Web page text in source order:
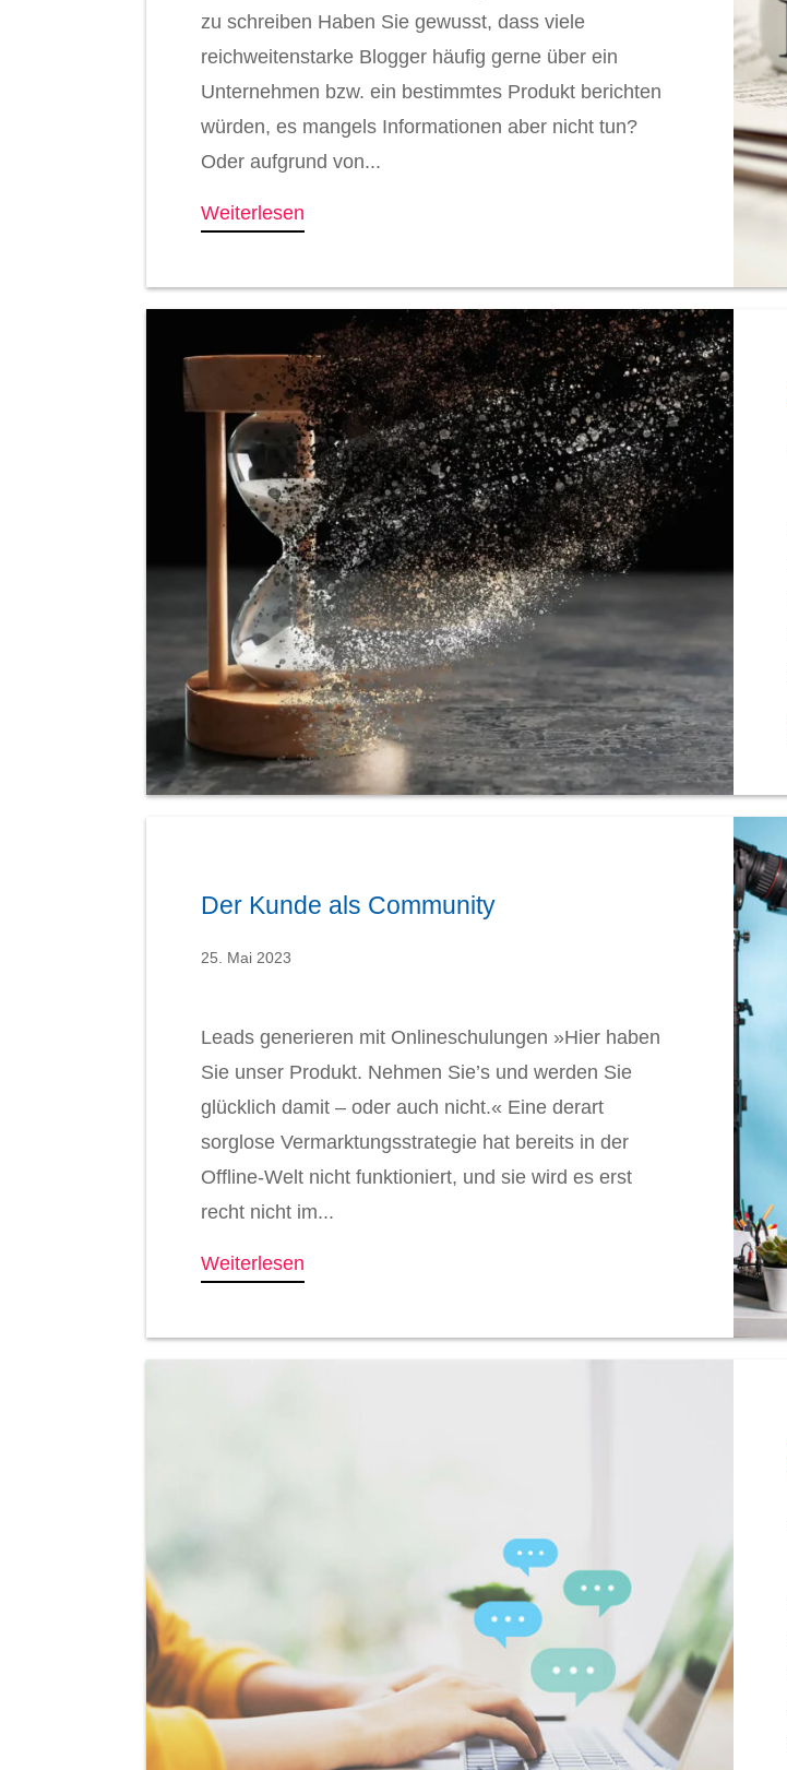
zu schreiben Haben Sie gewusst, dass viele
reichweitenstarke Blogger häufig gerne über ein
Unternehmen bzw. ein bestimmtes Produkt berichten
würden, es mangels Informationen aber nicht tun?
Oder aufgrund von...
Weiterlesen
Der Kunde als Community
25. Mai 2023
Leads generieren mit Onlineschulungen »Hier haben
Sie unser Produkt. Nehmen Sie’s und werden Sie
glücklich damit – oder auch nicht.« Eine derart
sorglose Vermarktungsstrategie hat bereits in der
Offline-Welt nicht funktioniert, und sie wird es erst
recht nicht im...
Weiterlesen